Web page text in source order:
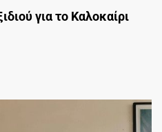
για το Καλοκαίρι